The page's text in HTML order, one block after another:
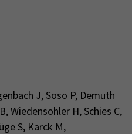
J, Soso P, Demuth
Wiedensohler H, Schies C,
S, Karck M,